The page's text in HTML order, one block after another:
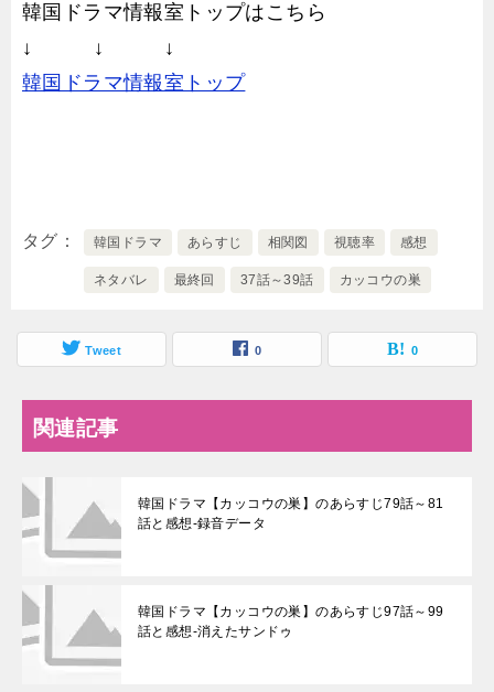
韓国ドラマ情報室トップはこちら
↓ ↓ ↓
韓国ドラマ情報室トップ
タグ 韓国ドラマ あらすじ 相関図 視聴率 感想
ネタバレ 最終回 37話～39話 カッコウの巣
Tweet 0 0
関連記事
韓国ドラマ【カッコウの巣】のあらすじ79話～81
話と感想-録音データ
韓国ドラマ【カッコウの巣】のあらすじ97話～99
話と感想-消えたサンドゥ